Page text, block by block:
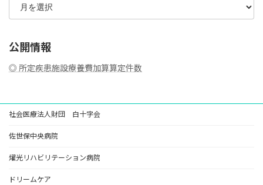
の
事
公開情報
◎ 所定疾患施設療養費加算算定件数
社会医療法人財団 白十字会
佐世保中央病院
燿光リハビリテーション病院
ドリームケア